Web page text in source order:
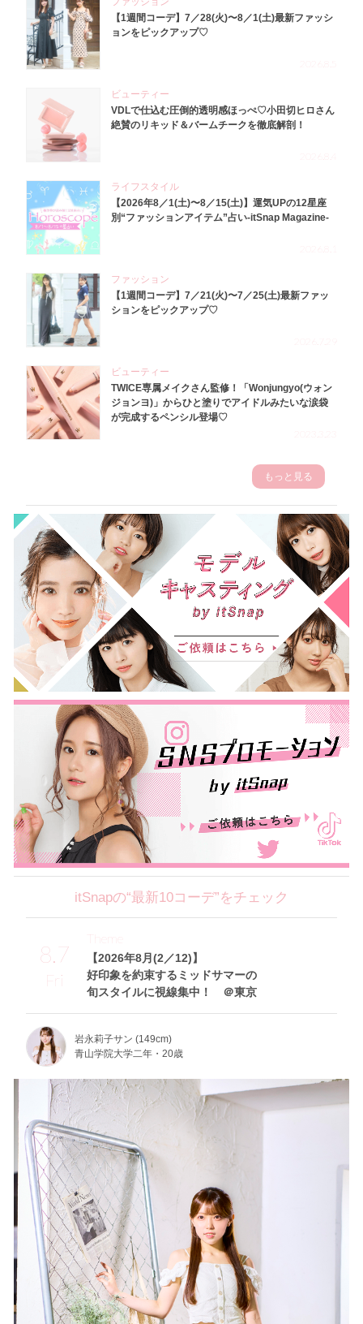
【1週間コーデ】7／28(火)〜8／1(土)最新ファッシ
ョンをピックアップ♡
ビューティー
VDLで仕込む圧倒的透明感ほっぺ♡小田切ヒロさん
絶賛のリキッド＆バームチークを徹底解剖！
ライフスタイル
【2026年8／1(土)〜8／15(土)】運気UPの12星座
別“ファッションアイテム”占い-itSnap Magazine-
ファッション
【1週間コーデ】7／21(火)〜7／25(土)最新ファッ
ションをピックアップ♡
ビューティー
TWICE専属メイクさん監修！「Wonjungyo(ウォン
ジョンヨ)」からひと塗りでアイドルみたいな涙袋
が完成するペンシル登場♡
もっと見る
itSnapの“最新10コーデ”をチェック
8.7
Fri
【2026年8月(2／12)】
好印象を約束するミッドサマーの
旬スタイルに視線集中！ ＠東京
Theme
岩永莉子サン (149cm)
青山学院大学二年・20歳